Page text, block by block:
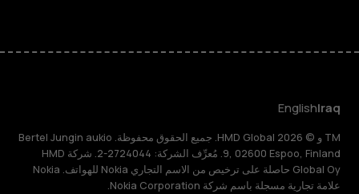
Iraq
English
TM و © 2026 HMD Global. جميع الحقوق محفوظة. Bertel Jungin aukio
9, 02600 Espoo, Finland. مُعرِّف الشركة: 2724044-2. شركة HMD
Global Oy حاصلة على ترخيص من الاسم التجاري Nokia للهواتف. Nokia
علامة تجارية مسجلة باسم شركة Nokia Corporation.